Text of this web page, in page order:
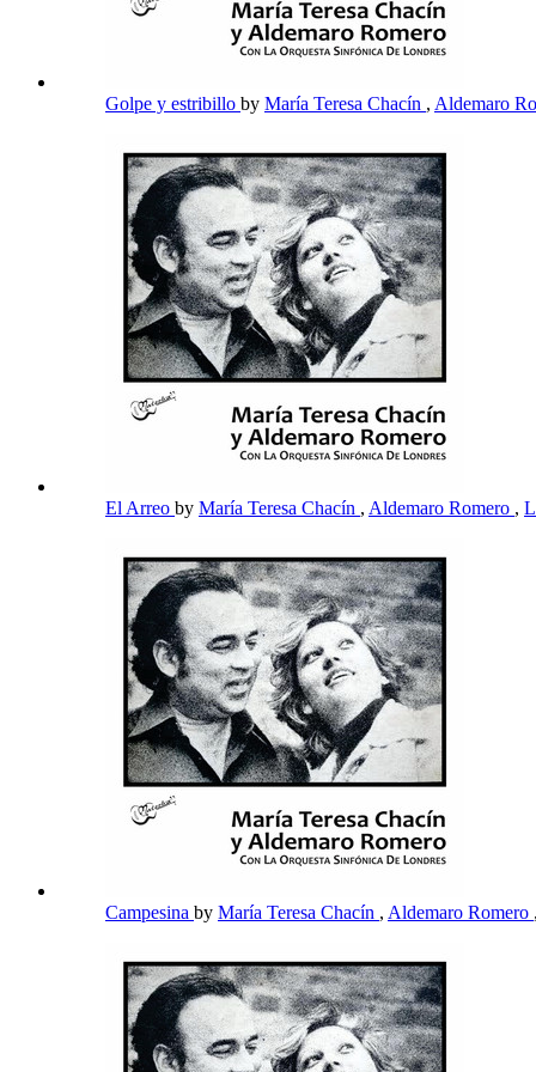
Golpe y estribillo by María Teresa Chacín , Aldemaro
El Arreo by María Teresa Chacín , Aldemaro Romero ,
Campesina by María Teresa Chacín , Aldemaro Romero